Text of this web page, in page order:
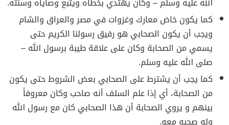
كما يكون خاض معارك وغزوات في مصر والعراق والشام
ويجب أن يكون الصحابي هو رفيق رسولنا الكريم حتى
يسمي من الصحابة وكان على علاقة طيبة برسول الله –
صلى الله عليه وسلم.
كما يجب أن يشترط على الصحابي بعض الشروط حتى يكون
من الصحابة، أي إذا علم السلف أنه صاحب وكان معروفاً
بينهم و يروي الصحابة أن هذا الصحابي كان مع رسول الله
وله صحبه معه.